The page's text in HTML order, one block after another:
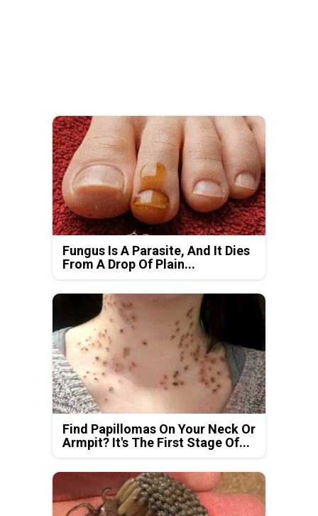
Fungus Is A Parasite, And It Dies
From A Drop Of Plain...
Find Papillomas On Your Neck Or
Armpit? It's The First Stage Of...